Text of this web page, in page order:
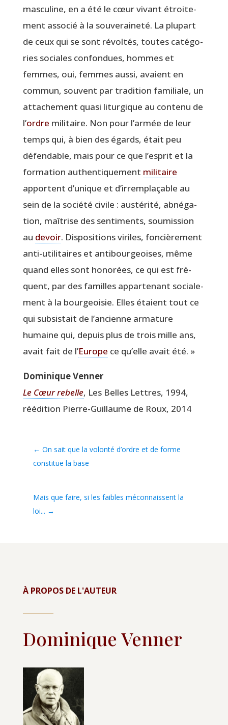
mas­cu­line, en a été le cœur vivant étroi­te­
ment asso­cié à la sou­ve­rai­ne­té. La plu­part
de ceux qui se sont révol­tés, toutes caté­go­
ries sociales confon­dues, hommes et
femmes, oui, femmes aus­si, avaient en
com­mun, sou­vent par tra­di­tion fami­liale, un
atta­che­ment qua­si litur­gique au conte­nu de
l’ordre mili­taire. Non pour l’armée de leur
temps qui, à bien des égards, était peu
défen­dable, mais pour ce que l’esprit et la
for­ma­tion authen­ti­que­ment mili­taire
apportent d’unique et d’irremplaçable au
sein de la socié­té civile : aus­té­ri­té, abné­ga­
tion, maî­trise des sen­ti­ments, sou­mis­sion
au devoir. Dis­po­si­tions viriles, fon­ciè­re­ment
anti-uti­li­taires et anti­bour­geoises, même
quand elles sont hono­rées, ce qui est fré­
quent, par des familles appar­te­nant socia­le­
ment à la bour­geoi­sie. Elles étaient tout ce
qui sub­sis­tait de l’ancienne arma­ture
humaine qui, depuis plus de trois mille ans,
avait fait de l’Europe ce qu’elle avait été. »
Domi­nique Venner
Le Cœur rebelle, Les Belles Lettres, 1994,
réédi­tion Pierre-Guillaume de Roux, 2014
← On sait que la volonté d’ordre et de forme
constitue la base
Mais que faire, si les faibles méconnaissent la
loi... →
À PROPOS DE L'AUTEUR
Dominique Venner